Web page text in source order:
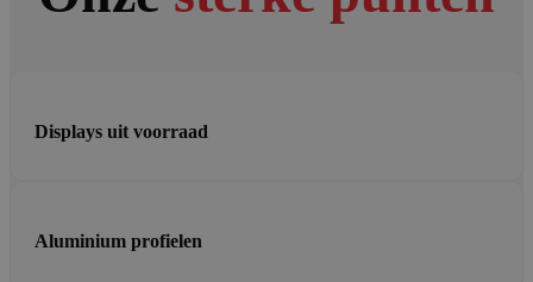
Displays uit voorraad
Aluminium profielen